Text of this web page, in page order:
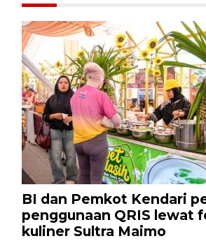
BI dan Pemkot Kendari
penggunaan QRIS lewat
kuliner Sultra Maimo